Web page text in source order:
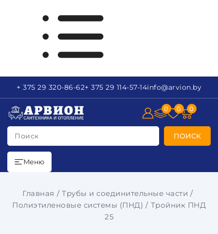
+ 375 29 320-86-62+ 375 29 114-57-14info@arvion.by
Поиск ПОИСК
0 0 0
Меню
Главная
Трубы и соединительные части
Полиэтиленовые системы (ПНД)
Тройник ПНД
25